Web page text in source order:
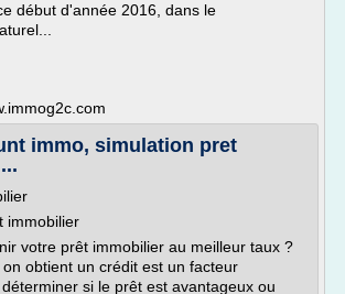
début d'année 2016, dans le
immo, simulation pret
immobilier
votre prêt immobilier au meilleur taux ?
obtient un crédit est un facteur
si le prêt est avantageux ou